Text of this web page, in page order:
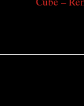
t